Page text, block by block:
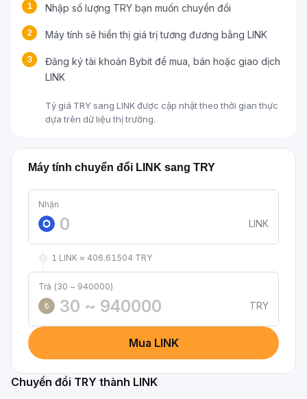
1 Nhập số lượng TRY bạn muốn chuyển đổi
2 Máy tính sẽ hiển thị giá trị tương đương bằng LINK
3
Đăng ký tài khoản Bybit để mua, bán hoặc giao dịch
LINK
Tỷ giá TRY sang LINK được cập nhật theo thời gian thực
dựa trên dữ liệu thị trường.
Máy tính chuyển đổi LINK sang TRY
Nhận
LINK
1 LINK ≈ 406.61504 TRY
Trả (30 ~ 940000)
₺
TRY
Mua LINK
Chuyển đổi TRY thành LINK